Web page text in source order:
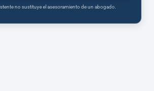
no sustituye el asesoramiento de un abogado.